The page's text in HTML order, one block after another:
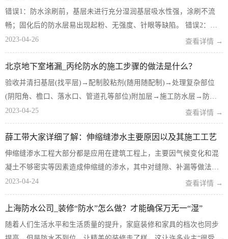
错误1：防水涂刷前，基层未进行充分湿润基层吸水性强，涂刷不流
畅；固化后的防水层易出现起粉、无强度、针眼等缺陷。 错误2：基
层有明水时涂刷防水基层有明水时，会稀释防水浆料，造成乳液不均
匀，表面形成泛白。 错误3：管口、阴角等部位未抹成圆弧倒角阴
角...
2023-04-26 查看详情 →
北京地下室堵漏_丙纶防水的施工步骤的做法是什么？
验收并清扫基层(找平层)→配制胶粘剂(随用随配制)→处理复杂部位
(阴阳角、檐口、落水口、管道孔等部位)附加层→施工防水层→防水
层检验→保护层施工验收后。 1、铺贴防水卷材的基面层(找平层)必须
打扫干净，并...
2023-04-25 查看详情 →
薛工带大家详细了解：伸缩缝渗水主要原因以及其施工工艺
伸缩缝渗水工程大部分都是应用在建筑工程上，主要因气候变化和混
凝土不够密实等因素造成伸缩缝的渗水，其中对缝隙、补漏等做法跟
平常补缝工程做法不同。涌达建工堵漏公司薛工下面带大家详细了
解： 伸缩缝渗水主要原因1、伸缩缝止水带破裂出现渗漏，由于基础
下沉或不规则的...
2023-04-24 查看详情 →
上海防水公司_装修“防水”怎么做？才能确保万无一“湿”
随着人们生活水平和生活质量的提升，家庭装修和家具的档次也同步